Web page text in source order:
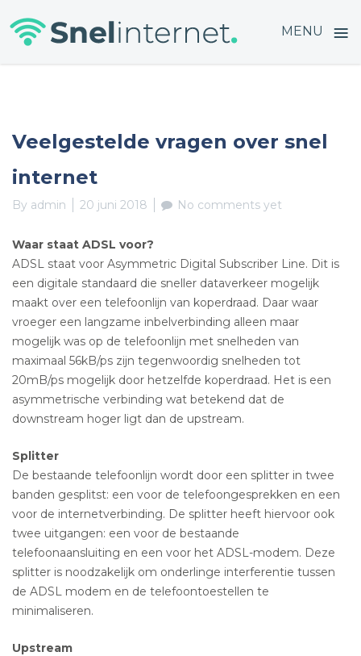
MENU ≡
Veelgestelde vragen over snel
internet
By admin 20 juni 2018 No comments yet
Waar staat ADSL voor?
ADSL staat voor Asymmetric Digital Subscriber Line. Dit is
een digitale standaard die sneller dataverkeer mogelijk
maakt over een telefoonlijn van koperdraad. Daar waar
vroeger een langzame inbelverbinding alleen maar
mogelijk was op de telefoonlijn met snelheden van
maximaal 56kB/ps zijn tegenwoordig snelheden tot
20mB/ps mogelijk door hetzelfde koperdraad. Het is een
asymmetrische verbinding wat betekend dat de
downstream hoger ligt dan de upstream.
Splitter
De bestaande telefoonlijn wordt door een splitter in twee
banden gesplitst: een voor de telefoongesprekken en een
voor de internetverbinding. De splitter heeft hiervoor ook
twee uitgangen: een voor de bestaande
telefoonaansluiting en een voor het ADSL-modem. Deze
splitter is noodzakelijk om onderlinge interferentie tussen
de ADSL modem en de telefoontoestellen te
minimaliseren.
Upstream